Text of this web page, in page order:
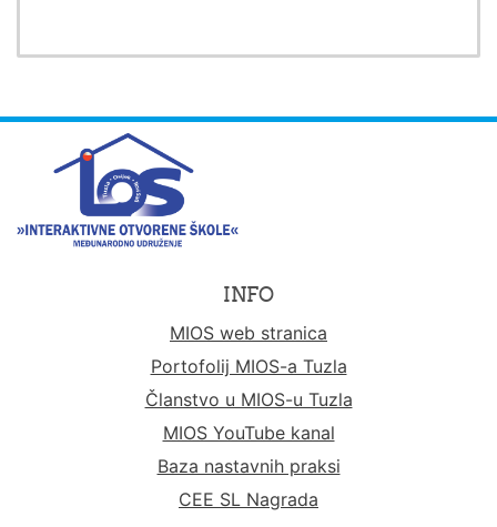
INFO
MIOS web stranica
Portofolij MIOS-a Tuzla
Članstvo u MIOS-u Tuzla
MIOS YouTube kanal
Baza nastavnih praksi
CEE SL Nagrada